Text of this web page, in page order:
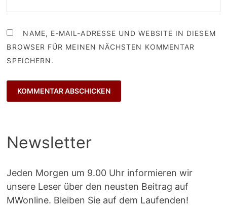
NAME, E-MAIL-ADRESSE UND WEBSITE IN DIESEM
BROWSER FÜR MEINEN NÄCHSTEN KOMMENTAR
SPEICHERN.
Newsletter
Jeden Morgen um 9.00 Uhr informieren wir
unsere Leser über den neusten Beitrag auf
MWonline. Bleiben Sie auf dem Laufenden!